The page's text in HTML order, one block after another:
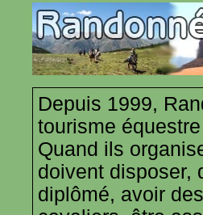
Depuis 1999,
tourisme
Quand ils
doivent disposer,
diplômé, avoir